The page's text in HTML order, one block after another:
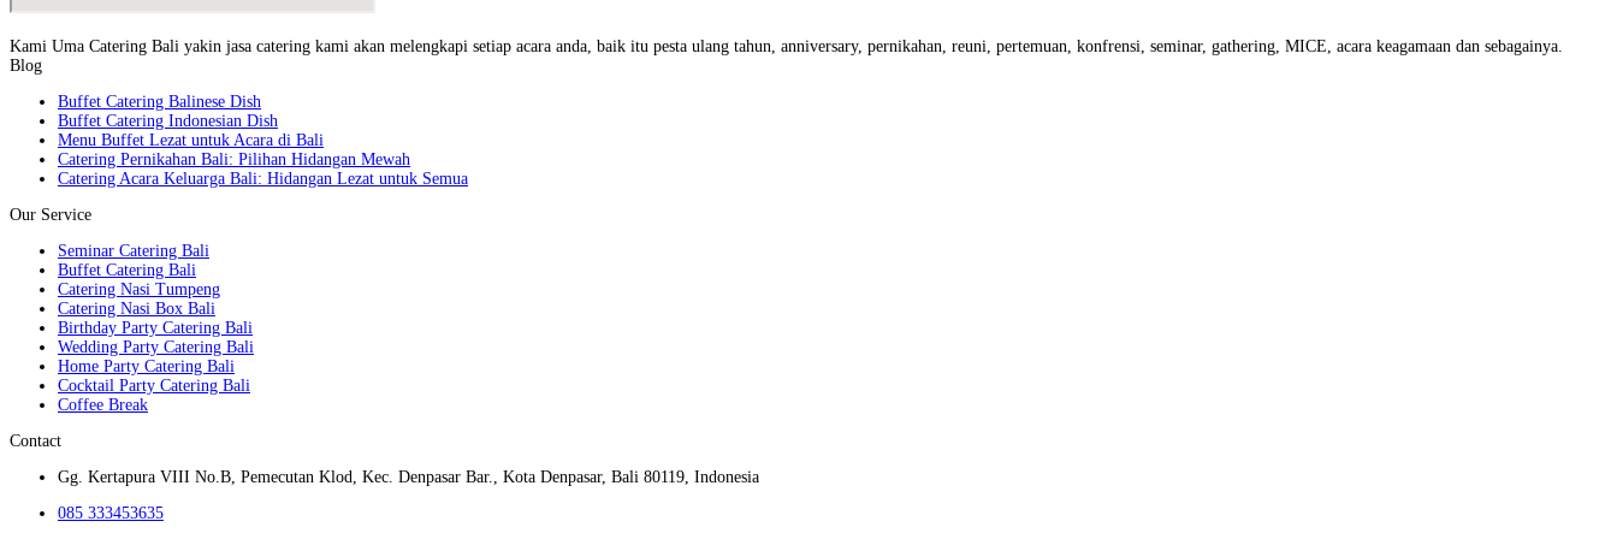
Kami Uma Catering Bali yakin jasa catering kami akan melengkapi setiap acara anda, baik itu pesta ulang tahun, anniversary, pernikahan, reuni, pertemuan, konfrensi, seminar, gathering, MICE, acara keagamaan dan sebagainya.
Blog
Buffet Catering Balinese Dish
Buffet Catering Indonesian Dish
Menu Buffet Lezat untuk Acara di Bali
Catering Pernikahan Bali: Pilihan Hidangan Mewah
Catering Acara Keluarga Bali: Hidangan Lezat untuk Semua
Our Service
Seminar Catering Bali
Buffet Catering Bali
Catering Nasi Tumpeng
Catering Nasi Box Bali
Birthday Party Catering Bali
Wedding Party Catering Bali
Home Party Catering Bali
Cocktail Party Catering Bali
Coffee Break
Contact
Gg. Kertapura VIII No.B, Pemecutan Klod, Kec. Denpasar Bar., Kota Denpasar, Bali 80119, Indonesia
085 333453635